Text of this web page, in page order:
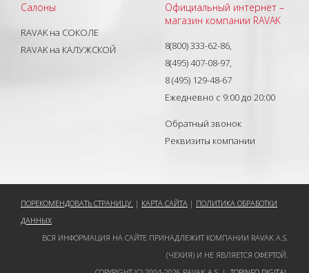
Салоны
RAVAK на СОКОЛЕ
RAVAK на КАЛУЖСКОЙ
Официальный интернет –
магазин компании RAVAK
8(800) 333-62-86,
8(495) 407-08-97,
8 (495) 129-48-67
Ежедневно с 9:00 до 20:00
Обратный звонок
Реквизиты компании
ПОРЕКОМЕНДОВАТЬ СТРАНИЦУ | КАРТА САЙТА | ПОЛИТИКА ОБРАБОТКИ
ДАННЫХ
ВСЯ ИНФОРМАЦИЯ НА САЙТЕ ПРИНАДЛЕЖИТ КОМПАНИИ RAVAK A.S.
(ЧЕХИЯ) И НЕ ЯВЛЯЕТСЯ ОФЕРТОЙ.